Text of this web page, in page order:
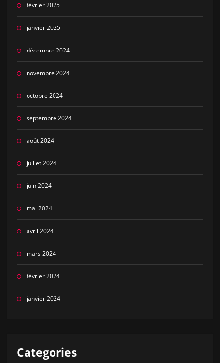
février 2025
janvier 2025
décembre 2024
novembre 2024
octobre 2024
septembre 2024
août 2024
juillet 2024
juin 2024
mai 2024
avril 2024
mars 2024
février 2024
janvier 2024
Categories